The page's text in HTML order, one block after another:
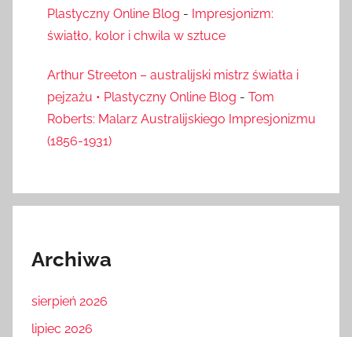
Plastyczny Online Blog - Impresjonizm:
światło, kolor i chwila w sztuce
Arthur Streeton – australijski mistrz światła i
pejzażu • Plastyczny Online Blog - Tom
Roberts: Malarz Australijskiego Impresjonizmu
(1856-1931)
Archiwa
sierpień 2026
lipiec 2026